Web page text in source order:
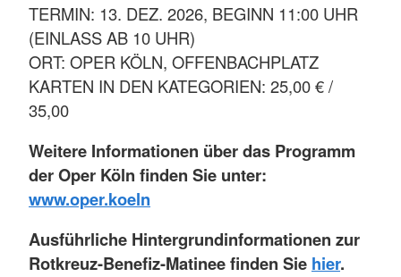
TERMIN: 13. DEZ. 2026, BEGINN 11:00 UHR
(EINLASS AB 10 UHR)
ORT: OPER KÖLN, OFFENBACHPLATZ
KARTEN IN DEN KATEGORIEN: 25,00 € /
35,00
Weitere Informationen über das Programm
der Oper Köln finden Sie unter:
www.oper.koeln
Ausführliche Hintergrundinformationen zur
Rotkreuz-Benefiz-Matinee finden Sie hier.